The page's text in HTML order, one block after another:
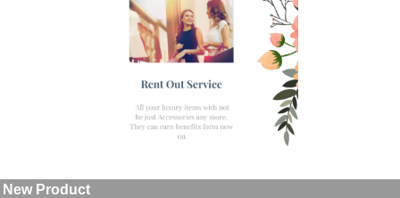
New Product